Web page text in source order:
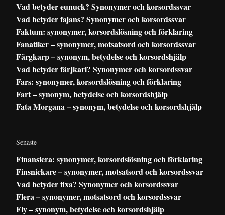
Vad betyder eunuck? Synonymer och korsordssvar
Vad betyder fajans? Synonymer och korsordssvar
Faktum: synonymer, korsordslösning och förklaring
Fanatiker – synonymer, motsatsord och korsordssvar
Färgkarp – synonym, betydelse och korsordshjälp
Vad betyder färjkarl? Synonymer och korsordssvar
Fars: synonymer, korsordslösning och förklaring
Fart – synonym, betydelse och korsordshjälp
Fata Morgana – synonym, betydelse och korsordshjälp
Senaste
Finansiera: synonymer, korsordslösning och förklaring
Finsnickare – synonymer, motsatsord och korsordssvar
Vad betyder fixa? Synonymer och korsordssvar
Flera – synonymer, motsatsord och korsordssvar
Fly – synonym, betydelse och korsordshjälp